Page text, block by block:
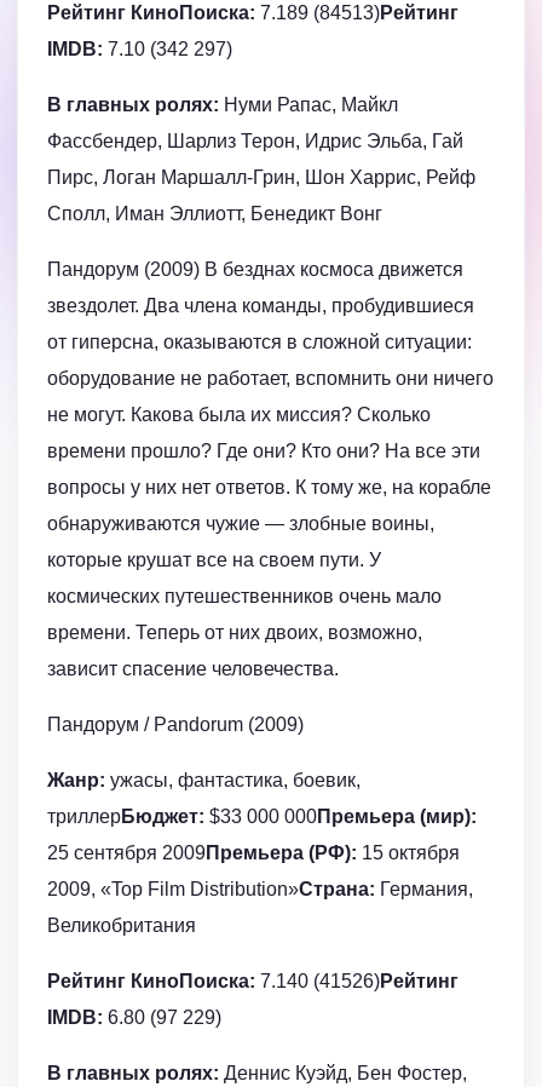
Рейтинг КиноПоиска: 7.189 (84513)Рейтинг
IMDB: 7.10 (342 297)
В главных ролях: Нуми Рапас, Майкл
Фассбендер, Шарлиз Терон, Идрис Эльба, Гай
Пирс, Логан Маршалл-Грин, Шон Харрис, Рейф
Сполл, Иман Эллиотт, Бенедикт Вонг
Пандорум (2009) В безднах космоса движется
звездолет. Два члена команды, пробудившиеся
от гиперсна, оказываются в сложной ситуации:
оборудование не работает, вспомнить они ничего
не могут. Какова была их миссия? Сколько
времени прошло? Где они? Кто они? На все эти
вопросы у них нет ответов. К тому же, на корабле
обнаруживаются чужие — злобные воины,
которые крушат все на своем пути. У
космических путешественников очень мало
времени. Теперь от них двоих, возможно,
зависит спасение человечества.
Пандорум / Pandorum (2009)
Жанр: ужасы, фантастика, боевик,
триллерБюджет: $33 000 000Премьера (мир):
25 сентября 2009Премьера (РФ): 15 октября
2009, «Top Film Distribution»Страна: Германия,
Великобритания
Рейтинг КиноПоиска: 7.140 (41526)Рейтинг
IMDB: 6.80 (97 229)
В главных ролях: Деннис Куэйд, Бен Фостер,